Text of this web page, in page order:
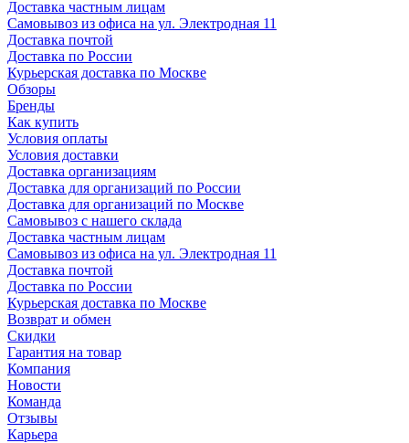
Доставка частным лицам
Самовывоз из офиса на ул. Электродная 11
Доставка почтой
Доставка по России
Курьерская доставка по Москве
Обзоры
Бренды
Как купить
Условия оплаты
Условия доставки
Доставка организациям
Доставка для организаций по России
Доставка для организаций по Москве
Самовывоз с нашего склада
Доставка частным лицам
Самовывоз из офиса на ул. Электродная 11
Доставка почтой
Доставка по России
Курьерская доставка по Москве
Возврат и обмен
Скидки
Гарантия на товар
Компания
Новости
Команда
Отзывы
Карьера